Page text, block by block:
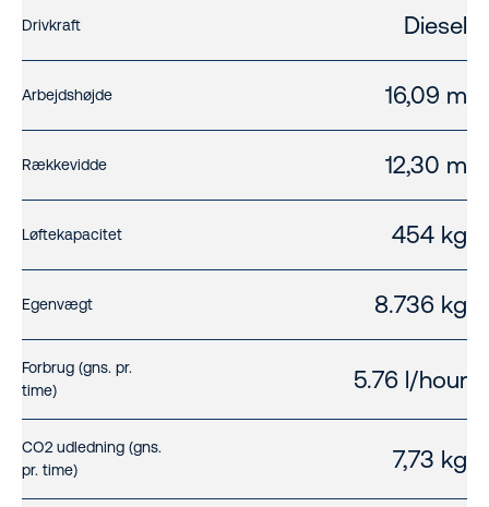
Drivkraft Diesel
Arbejdshøjde 16,09 m
Rækkevidde 12,30 m
Løftekapacitet 454 kg
Egenvægt 8.736 kg
Forbrug (gns. pr.
time)
5.76 l/hour
CO2 udledning (gns.
pr. time)
7,73 kg